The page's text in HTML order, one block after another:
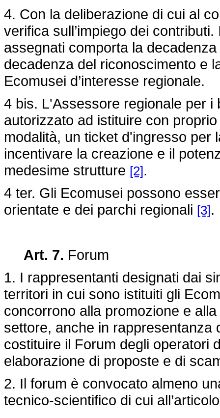
4. Con la deliberazione di cui al
verifica sull’impiego dei
assegnati comporta la
decadenza del riconoscimento e
Ecomusei d’interesse regionale.
4 bis. L'Assessore regionale per i
autorizzato ad istituire con
modalità, un ticket d'ingresso per
incentivare la creazione e il
medesime strutture [2].
4 ter. Gli Ecomusei possono
orientate e dei parchi regionali [3].
Art. 7. Forum
1. I rappresentanti designati dai
territori in cui sono istituiti gli
concorrono alla promozione e
settore, anche in rappresentanza
costituire il Forum degli operatori
elaborazione di proposte e di
2. Il forum è convocato almeno
tecnico-scientifico di cui